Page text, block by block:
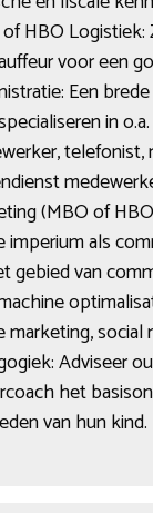
HBO
voor een
Een
in
telefonist,
(MBO of
imperium als
gebied van
marketing, social
Adviseer
het
van hun kind.